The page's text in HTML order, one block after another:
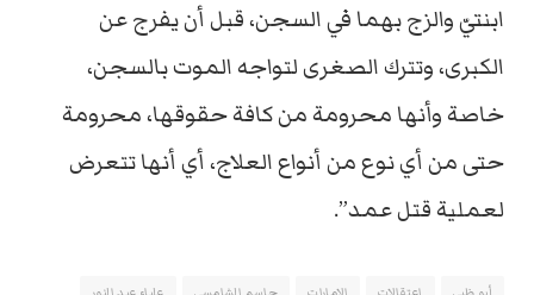
ابنتيّ والزج بهما في السجن، قبل أن يفرج عن
الكبرى، وتترك الصغرى لتواجه الموت بالسجن،
خاصة وأنها محرومة من كافة حقوقها، محرومة
حتى من أي نوع من أنواع العلاج، أي أنها تتعرض
لعملية قتل عمد”.